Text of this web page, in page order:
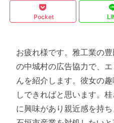
Pocket
お疲れ様です。雅工業の
の中城村の広告協力で、
んを紹介します。彼女の
しできればと思います。
に興味があり親近感を持